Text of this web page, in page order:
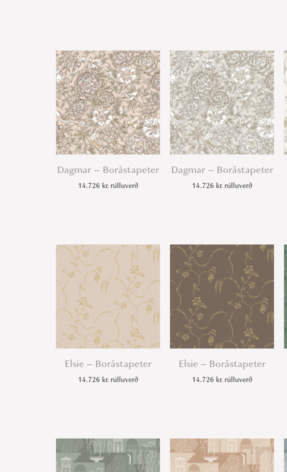
Dagmar – Boråstapeter
14.726 kr. rúlluverð
Dagmar – Boråstapeter
14.726 kr. rúlluverð
Elsie – Boråstapeter
14.726 kr. rúlluverð
Elsie – Boråstapeter
14.726 kr. rúlluverð